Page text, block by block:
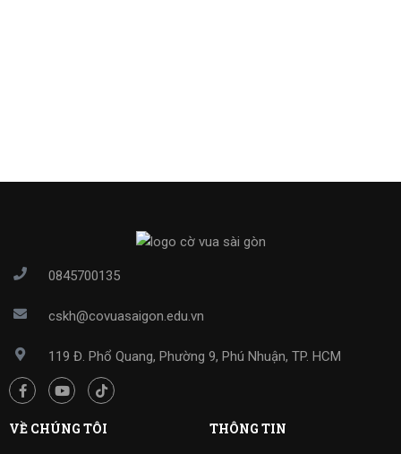
0845700135
cskh@covuasaigon.edu.vn
119 Đ. Phổ Quang, Phường 9, Phú Nhuận, TP. HCM
VỀ CHÚNG TÔI THÔNG TIN